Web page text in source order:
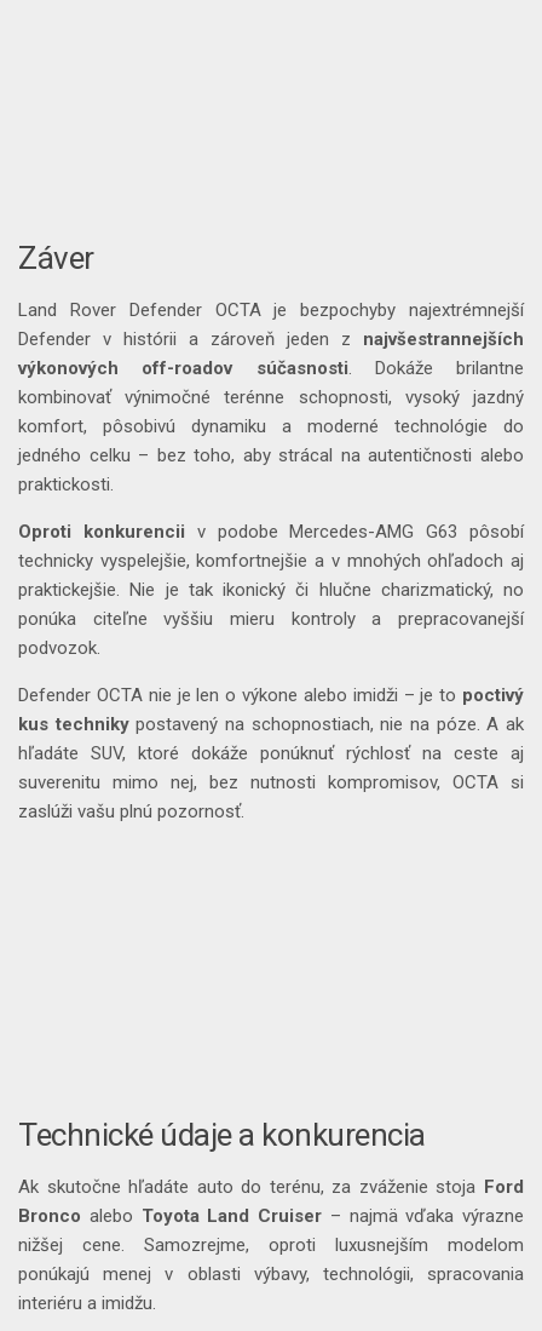
Záver
Land Rover Defender OCTA je bezpochyby najextrémnejší
Defender v histórii a zároveň jeden z najvšestrannejších
výkonových off-roadov súčasnosti. Dokáže brilantne
kombinovať výnimočné terénne schopnosti, vysoký jazdný
komfort, pôsobivú dynamiku a moderné technológie do
jedného celku – bez toho, aby strácal na autentičnosti alebo
praktickosti.
Oproti konkurencii v podobe Mercedes-AMG G63 pôsobí
technicky vyspelejšie, komfortnejšie a v mnohých ohľadoch aj
praktickejšie. Nie je tak ikonický či hlučne charizmatický, no
ponúka citeľne vyššiu mieru kontroly a prepracovanejší
podvozok.
Defender OCTA nie je len o výkone alebo imidži – je to poctivý
kus technikypostavený na schopnostiach, nie na póze. A ak
hľadáte SUV, ktoré dokáže ponúknuť rýchlosť na ceste aj
suverenitu mimo nej, bez nutnosti kompromisov, OCTA si
zaslúži vašu plnú pozornosť.
Technické údaje a konkurencia
Ak skutočne hľadáte auto do terénu, za zváženie stoja Ford
Bronco alebo Toyota Land Cruiser – najmä vďaka výrazne
nižšej cene. Samozrejme, oproti luxusnejším modelom
ponúkajú menej v oblasti výbavy, technológii, spracovania
interiéru a imidžu.